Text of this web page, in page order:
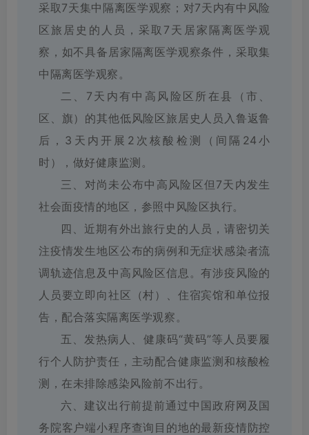
采取7天集中隔离医学观察；对7天内有中风险
区旅居史的人员，采取7天居家隔离医学观
察，如不具备居家隔离医学观察条件，采取集
中隔离医学观察。
二、7天内有中高风险区所在县（市、
区、旗）的其他低风险区旅居史人员入鲁返鲁
后，3天内开展2次核酸检测（间隔24小
时），做好健康监测。
三、对尚未公布中高风险区但7天内发生
社会面疫情的地区，参照中风险区执行。
四、近期有外出旅行史的人员，请密切关
注疫情发生地区公布的病例和无症状感染者流
调轨迹信息及中高风险区信息。有涉疫风险的
人员要立即向社区（村）、住宿宾馆和单位报
告，配合落实隔离医学观察。
五、发热病人、健康码“黄码”等人员要履
行个人防护责任，主动配合健康监测和核酸检
测，在未排除感染风险前不出行。
六、建议出行前提前通过中国政府网及国
务院客户端小程序查询目的地的最新疫情防控